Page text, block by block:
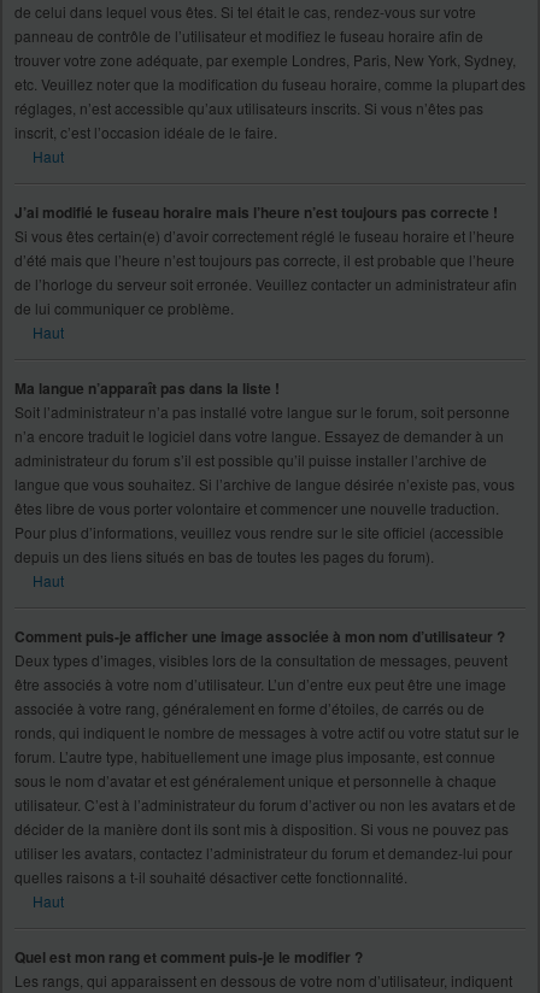
de celui dans lequel vous êtes. Si tel était le cas, rendez-vous sur votre
panneau de contrôle de l’utilisateur et modifiez le fuseau horaire afin de
trouver votre zone adéquate, par exemple Londres, Paris, New York, Sydney,
etc. Veuillez noter que la modification du fuseau horaire, comme la plupart des
réglages, n’est accessible qu’aux utilisateurs inscrits. Si vous n’êtes pas
inscrit, c’est l’occasion idéale de le faire.
Haut
J’ai modifié le fuseau horaire mais l’heure n’est toujours pas correcte !
Si vous êtes certain(e) d’avoir correctement réglé le fuseau horaire et l’heure
d’été mais que l’heure n’est toujours pas correcte, il est probable que l’heure
de l’horloge du serveur soit erronée. Veuillez contacter un administrateur afin
de lui communiquer ce problème.
Haut
Ma langue n’apparaît pas dans la liste !
Soit l’administrateur n’a pas installé votre langue sur le forum, soit personne
n’a encore traduit le logiciel dans votre langue. Essayez de demander à un
administrateur du forum s’il est possible qu’il puisse installer l’archive de
langue que vous souhaitez. Si l’archive de langue désirée n’existe pas, vous
êtes libre de vous porter volontaire et commencer une nouvelle traduction.
Pour plus d’informations, veuillez vous rendre sur le site officiel (accessible
depuis un des liens situés en bas de toutes les pages du forum).
Haut
Comment puis-je afficher une image associée à mon nom d’utilisateur ?
Deux types d’images, visibles lors de la consultation de messages, peuvent
être associés à votre nom d’utilisateur. L’un d’entre eux peut être une image
associée à votre rang, généralement en forme d’étoiles, de carrés ou de
ronds, qui indiquent le nombre de messages à votre actif ou votre statut sur le
forum. L’autre type, habituellement une image plus imposante, est connue
sous le nom d’avatar et est généralement unique et personnelle à chaque
utilisateur. C’est à l’administrateur du forum d’activer ou non les avatars et de
décider de la manière dont ils sont mis à disposition. Si vous ne pouvez pas
utiliser les avatars, contactez l’administrateur du forum et demandez-lui pour
quelles raisons a t-il souhaité désactiver cette fonctionnalité.
Haut
Quel est mon rang et comment puis-je le modifier ?
Les rangs, qui apparaissent en dessous de votre nom d’utilisateur, indiquent